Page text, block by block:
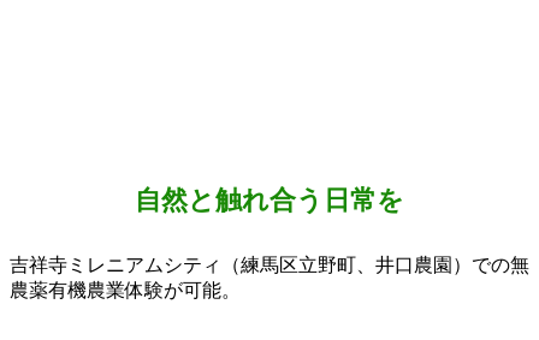
自然と触れ合う日常を
吉祥寺ミレニアムシティ（練馬区立野町、井口農園）での無
農薬有機農業体験が可能。